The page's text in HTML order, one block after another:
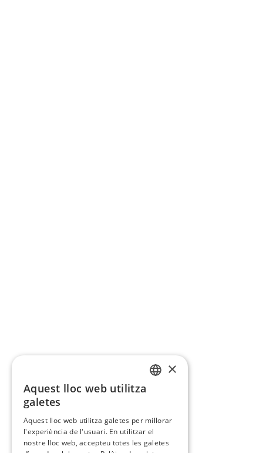
×
Aquest lloc web utilitza
galetes
Aquest lloc web utilitza galetes per millorar
l'experiència de l'usuari. En utilitzar el
nostre lloc web, accepteu totes les galetes